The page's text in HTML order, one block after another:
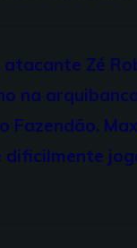
atacante Zé
na
Fazendão.
dificilmente